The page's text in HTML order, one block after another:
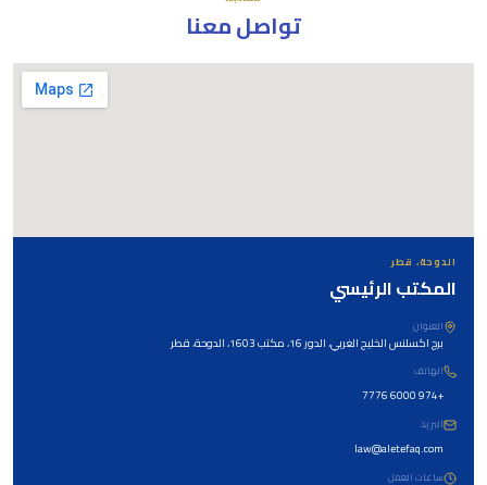
تواصل معنا
الدوحة، قطر
المكتب الرئيسي
العنوان
برج اكسلنس الخليج الغربي، الدور 16، مكتب 1603، الدوحة، قطر
الهاتف
+974 6000 7776
البريد
law@aletefaq.com
ساعات العمل